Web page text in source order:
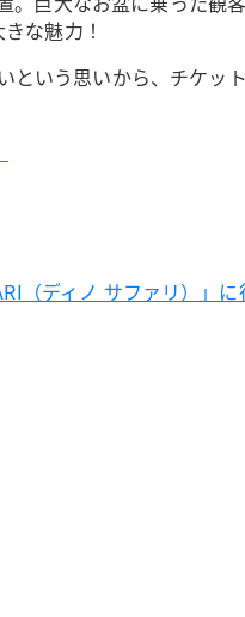
な魅力！
いう思いから、チケッ
（ディノ サファリ）」に